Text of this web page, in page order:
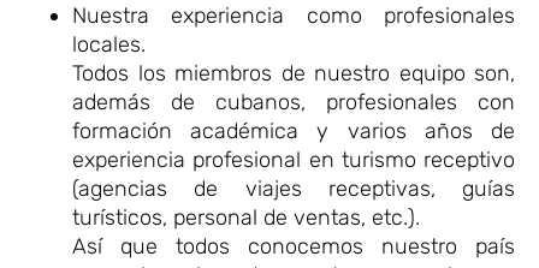
Nuestra experiencia como profesionales
locales.
Todos los miembros de nuestro equipo son,
además de cubanos, profesionales con
formación académica y varios años de
experiencia profesional en turismo receptivo
(agencias de viajes receptivas, guías
turísticos, personal de ventas, etc.).
Así que todos conocemos nuestro país